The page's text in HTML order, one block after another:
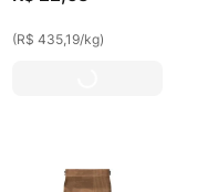
(R$ 435,19/kg)